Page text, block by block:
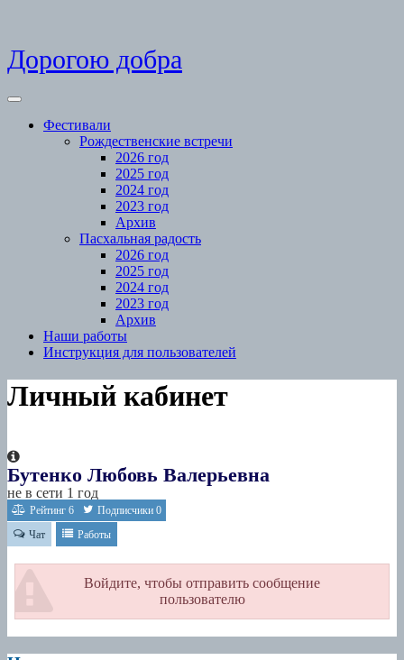
Skip
to
Дорогою добра
Open
Фестивали
Рождественские встречи
2026 год
2025 год
2024 год
2023 год
Архив
Пасхальная радость
2026 год
2025 год
2024 год
2023 год
Архив
Наши работы
Инструкция для пользователей
Close
Menu
Личный кабинет
Бутенко Любовь Валерьевна
не в сети 1 год
Рейтинг 6 Подписчики 0
Чат
Работы
Войдите, чтобы отправить сообщение
пользователю